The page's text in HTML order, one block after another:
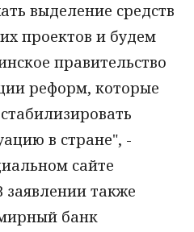
выделение средств
проектов и будем
правительство
реформ, которые
в стране", -
сайте
заявлении также
банк